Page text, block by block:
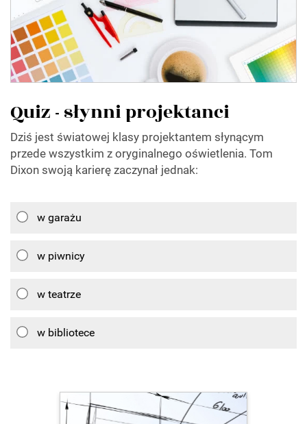
Quiz - słynni projektanci
Dziś jest światowej klasy projektantem słynącym
przede wszystkim z oryginalnego oświetlenia. Tom
Dixon swoją karierę zaczynał jednak:
w garażu
w piwnicy
w teatrze
w bibliotece